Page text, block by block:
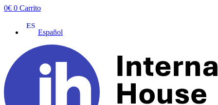
Ir
contenido
0€ 0 Carrito
Español